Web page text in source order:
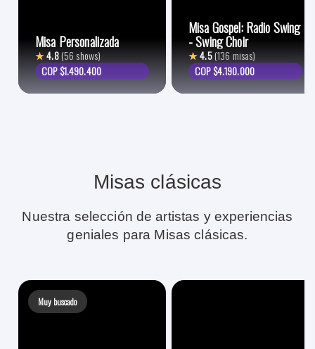
Misa Personalizada
★4.8(56 shows)
COP $1.490.400
Misa Gospel: Radio Swing
- Swing Choir
★4.5(136 misas)
COP $4.190.000
Misas clásicas
Nuestra selección de artistas y experiencias
geniales para Misas clásicas.
Muy buscado